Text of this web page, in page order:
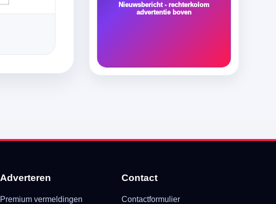
Nieuwsbericht - rechterkolom
advertentie boven
Adverteren
Premium vermeldingen
Contact
Contactformulier